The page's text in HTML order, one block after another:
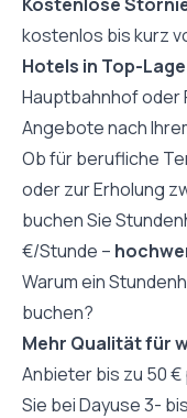
kostenlos bis kurz
Hotels in Top-
Hauptbahnhof oder
Angebote nach
Ob für berufliche
oder zur Erholung
buchen Sie
€/Stunde –
Warum ein
buchen?
Mehr Qualität für
Anbieter bis zu 50
Sie bei Dayuse 3-